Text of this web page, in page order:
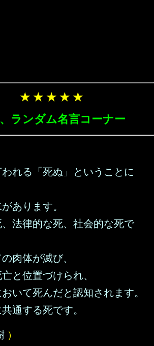
★ ★ ★ ★ ★
ランダム名言コーナー
れる「死ぬ」ということに
あります。
法律的な死、社会的な死で
肉体が滅び、
と位置づけられ、
いて死んだと認知されます。
通する死です。
）